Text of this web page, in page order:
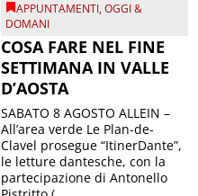
APPUNTAMENTI,OGGI &
DOMANI
COSA FARE NEL FINE
SETTIMANA IN VALLE
D’AOSTA
SABATO 8 AGOSTO ALLEIN –
All’area verde Le Plan-de-
Clavel prosegue “ItinerDante”,
le letture dantesche, con la
partecipazione di Antonello